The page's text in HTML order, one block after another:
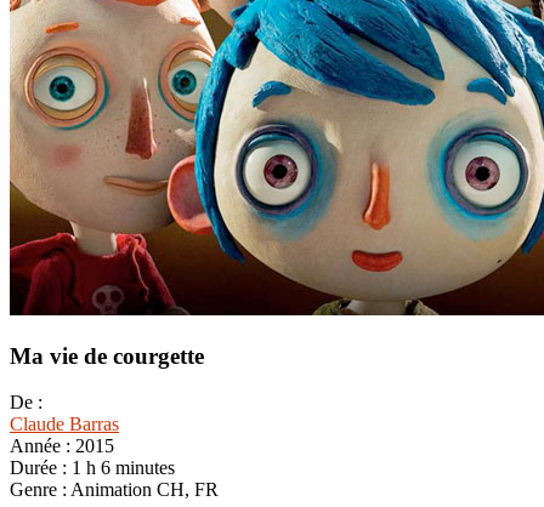
Ma vie de courgette
De :
Claude Barras
Année : 2015
Durée : 1 h 6 minutes
Genre : Animation CH, FR